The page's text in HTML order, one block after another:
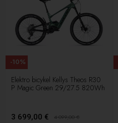
Elektro bicykel Kellys Theos R30
P Magic Green 29/27.5 820Wh
3 699,00 € 4 099,00€
-10%